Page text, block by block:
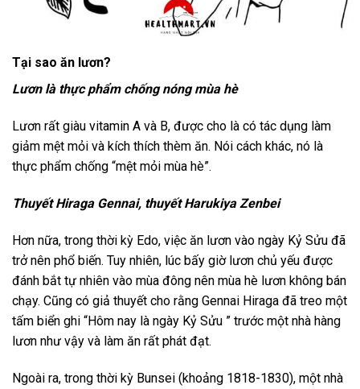
Tại sao ăn lươn?
Lươn là thực phẩm chống nóng mùa hè
Lươn rất giàu vitamin A và B, được cho là có tác dụng làm
giảm mệt mỏi và kích thích thèm ăn. Nói cách khác, nó là
thực phẩm chống “mệt mỏi mùa hè”.
Thuyết Hiraga Gennai, thuyết Harukiya Zenbei
Hơn nữa, trong thời kỳ Edo, việc ăn lươn vào ngày Kỷ Sửu đã
trở nên phổ biến. Tuy nhiên, lúc bấy giờ lươn chủ yếu được
đánh bắt tự nhiên vào mùa đông nên mùa hè lươn không bán
chạy. Cũng có giả thuyết cho rằng Gennai Hiraga đã treo một
tấm biển ghi “Hôm nay là ngày Kỷ Sửu ” trước một nhà hàng
lươn như vậy và làm ăn rất phát đạt.
Ngoài ra, trong thời kỳ Bunsei (khoảng 1818-1830), một nhà